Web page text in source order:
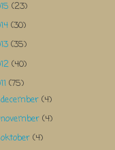
(23)
(30)
(35)
(40)
(75)
december(4)
november(4)
oktober(4)